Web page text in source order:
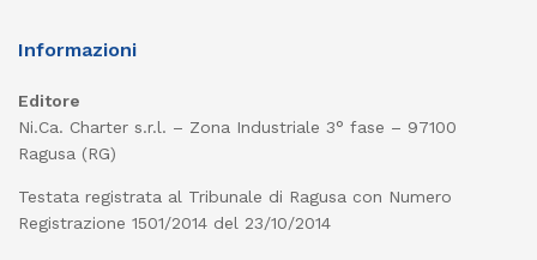
Informazioni
Editore
Ni.Ca. Charter s.r.l. – Zona Industriale 3° fase – 97100
Ragusa (RG)
Testata registrata al Tribunale di Ragusa con Numero
Registrazione 1501/2014 del 23/10/2014